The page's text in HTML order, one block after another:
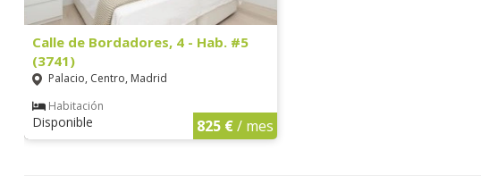
Calle de Bordadores, 4 - Hab. #5
(3741)
Palacio, Centro, Madrid
Habitación
Disponible 825 €/ mes